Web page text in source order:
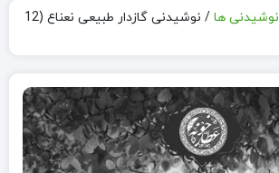
نوشیدنی ها /
نوشیدنی گازدار طبیعی نعناع (12